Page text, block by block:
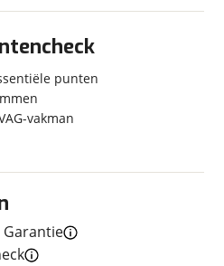
1 jaar en 8 maanden
Naked
Motor
Occasion
Handgeschakeld
47pk (35kW)
Garantie
punten
vakman